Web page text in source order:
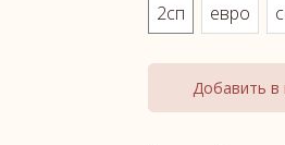
2сп
евро
Добавить в